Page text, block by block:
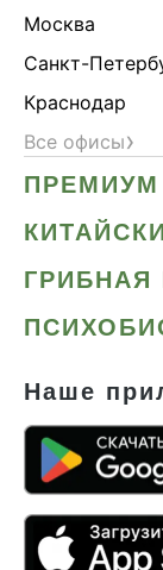
Москва
Санкт-
Краснодар
Все офисы›
ГРИБНАЯ
Наше